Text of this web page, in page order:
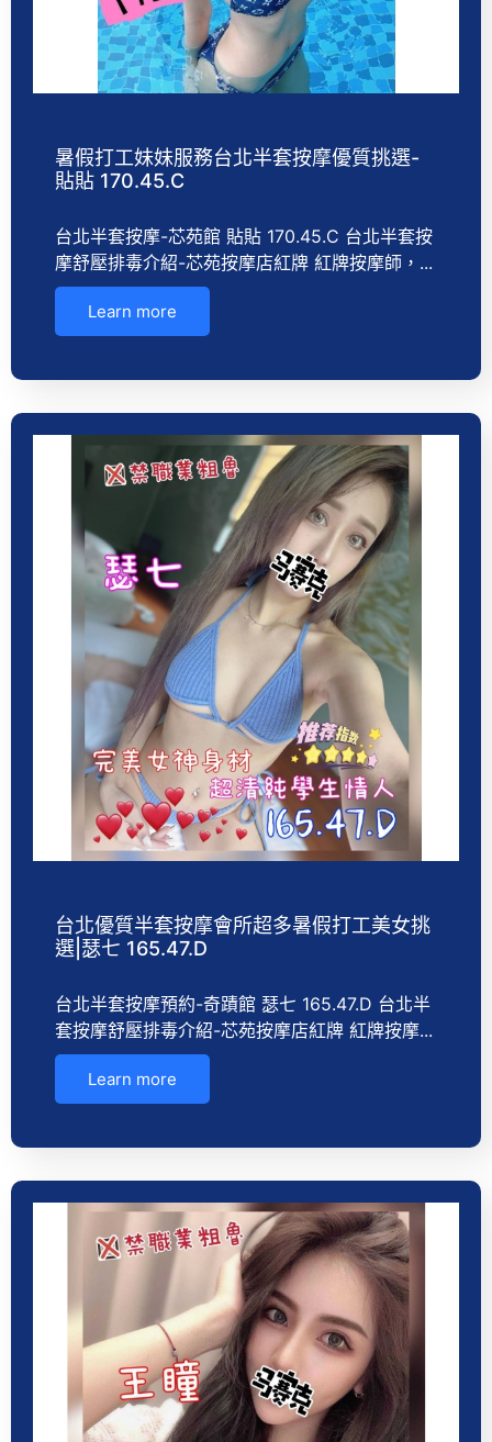
暑假打工妹妹服務台北半套按摩優質挑選-
貼貼 170.45.C
台北半套按摩-芯苑館 貼貼 170.45.C 台北半套按
摩舒壓排毒介紹-芯苑按摩店紅牌 紅牌按摩師，...
Learn more
台北優質半套按摩會所超多暑假打工美女挑
選|瑟七 165.47.D
台北半套按摩預約-奇蹟館 瑟七 165.47.D 台北半
套按摩舒壓排毒介紹-芯苑按摩店紅牌 紅牌按摩...
Learn more